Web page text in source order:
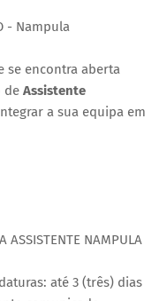
- Nampula
se encontra aberta
de Assistente
a sua equipa em
ASSISTENTE NAMPULA
até 3 (três) dias